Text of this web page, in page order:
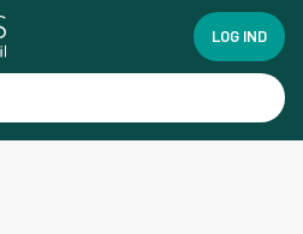
LOG IND